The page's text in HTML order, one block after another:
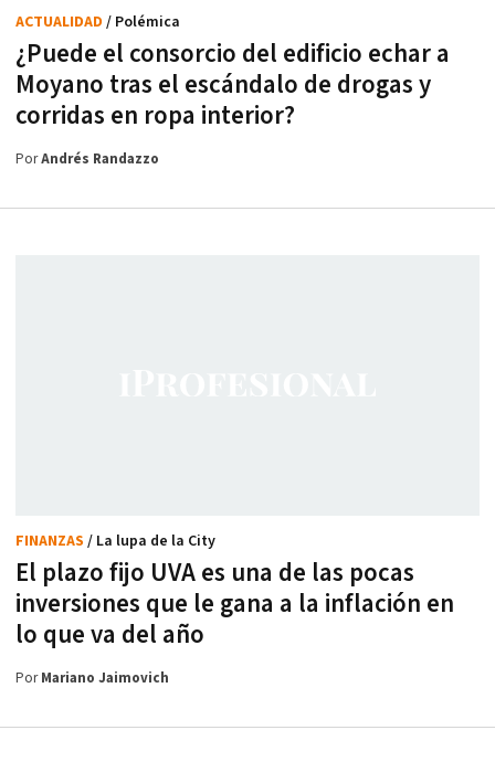
¿Puede el consorcio del edificio echar a
Moyano tras el escándalo de drogas y
corridas en ropa interior?
ACTUALIDAD / Polémica
PorAndrés Randazzo
El plazo fijo UVA es una de las pocas
inversiones que le gana a la inflación en
lo que va del año
FINANZAS / La lupa de la City
PorMariano Jaimovich